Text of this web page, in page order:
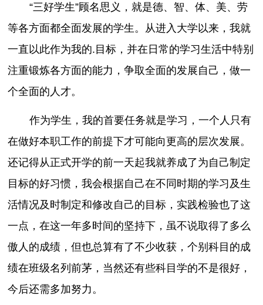
“三好学生”顾名思义，就是德、智、体、美、劳
等各方面都全面发展的学生。从进入大学以来，我就
一直以此作为我的.目标，并在日常的学习生活中特别
注重锻炼各方面的能力，争取全面的发展自己，做一
个全面的人才。
作为学生，我的首要任务就是学习，一个人只有
在做好本职工作的前提下才可能向更高的层次发展。
还记得从正式开学的前一天起我就养成了为自己制定
目标的好习惯，我会根据自己在不同时期的学习及生
活情况及时制定和修改自己的目标，实践检验也了这
一点，在这一年多时间的坚持下，虽不说取得了多么
傲人的成绩，但也总算有了不少收获，个别科目的成
绩在班级名列前茅，当然还有些科目学的不是很好，
今后还需多加努力。